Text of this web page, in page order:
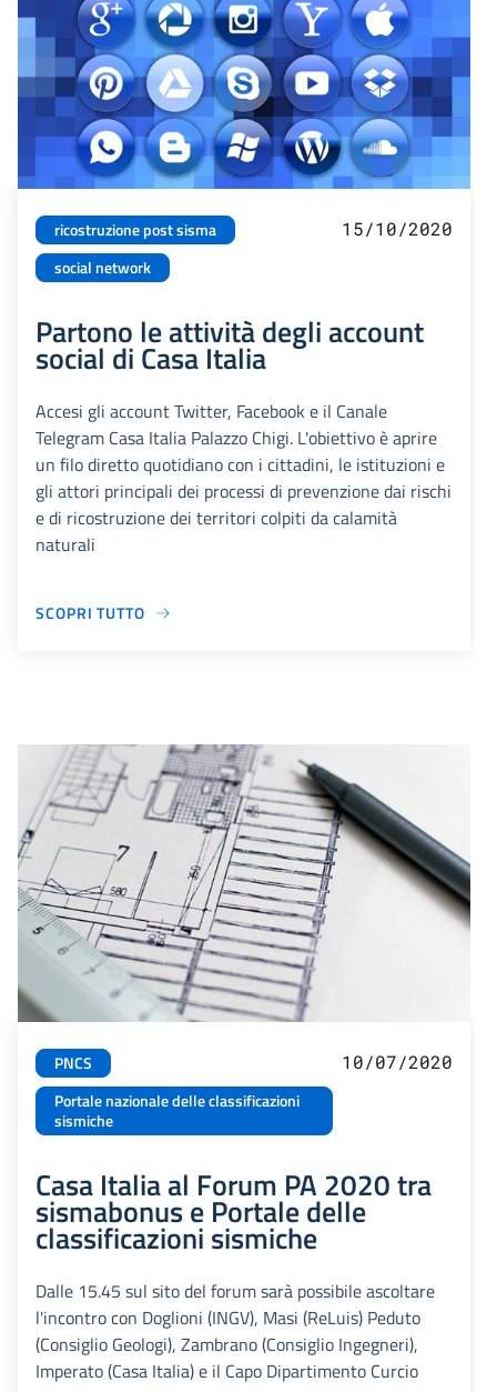
ricostruzione post sisma
social network
15/10/2020
Partono le attività degli account
social di Casa Italia
Accesi gli account Twitter, Facebook e il Canale
Telegram Casa Italia Palazzo Chigi. L'obiettivo è aprire
un filo diretto quotidiano con i cittadini, le istituzioni e
gli attori principali dei processi di prevenzione dai rischi
e di ricostruzione dei territori colpiti da calamità
naturali
SCOPRI TUTTO
PNCS
Portale nazionale delle classificazioni
sismiche
10/07/2020
Casa Italia al Forum PA 2020 tra
sismabonus e Portale delle
classificazioni sismiche
Dalle 15.45 sul sito del forum sarà possibile ascoltare
l'incontro con Doglioni (INGV), Masi (ReLuis) Peduto
(Consiglio Geologi), Zambrano (Consiglio Ingegneri),
Imperato (Casa Italia) e il Capo Dipartimento Curcio